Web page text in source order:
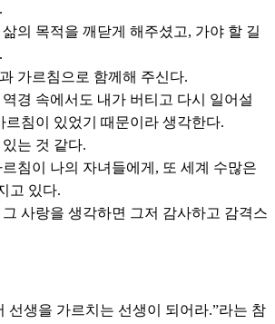
의 목적을 깨닫게 해주셨고, 가야 할 길
가르침으로 함께해 주신다.
경 속에서도 내가 버티고 다시 일어설
르침이 있었기 때문이라 생각한다.
는 것 같다.
침이 나의 자녀들에게, 또 세계 수많은
고 있다.
사랑을 생각하면 그저 감사하고 감격스
선생을 가르치는 선생이 되어라.”라는 참